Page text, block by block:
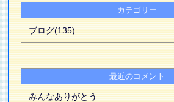
カテゴリー
ブログ(135)
最近のコメント
みんなありがとう